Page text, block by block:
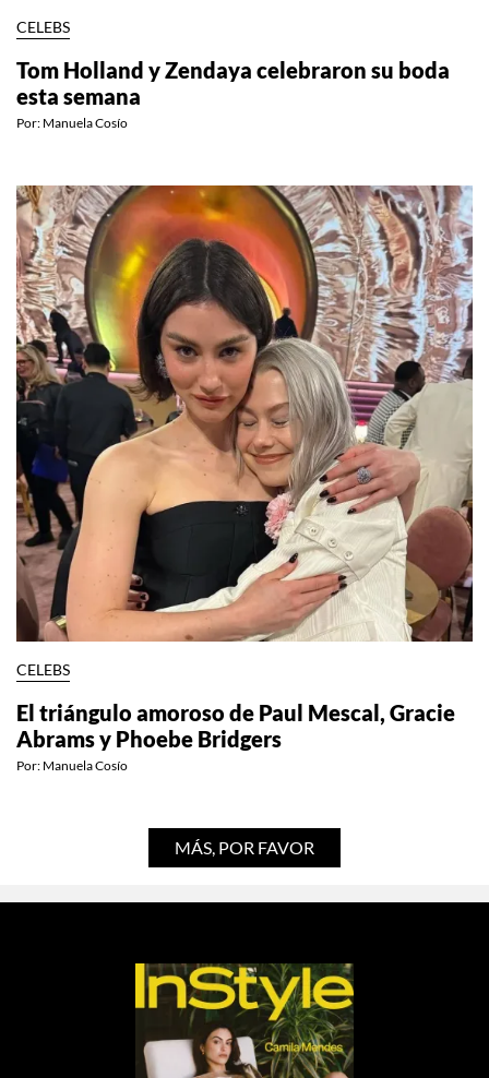
CELEBS
Tom Holland y Zendaya celebraron su boda
esta semana
Por: Manuela Cosío
CELEBS
El triángulo amoroso de Paul Mescal, Gracie
Abrams y Phoebe Bridgers
Por: Manuela Cosío
MÁS, POR FAVOR